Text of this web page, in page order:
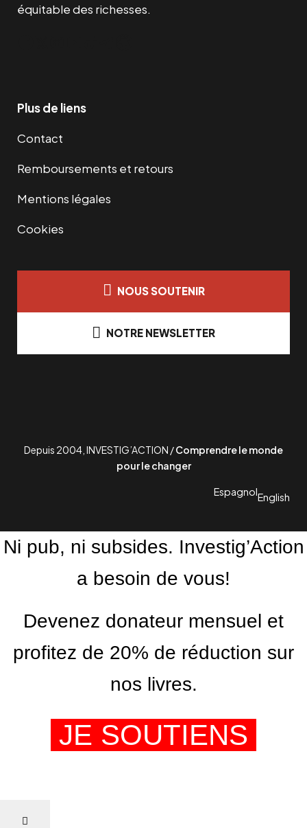
équitable des richesses.
Plus de liens
Contact
Remboursements et retours
Mentions légales
Cookies
NOUS SOUTENIR
NOTRE NEWSLETTER
Depuis 2004, INVESTIG’ACTION /Comprendre le monde
pour le changer
EspagnolEnglish
Ni pub, ni subsides. Investig’Action
a besoin de vous!
Devenez donateur mensuel et
profitez de 20% de réduction sur
nos livres.
JE SOUTIENS